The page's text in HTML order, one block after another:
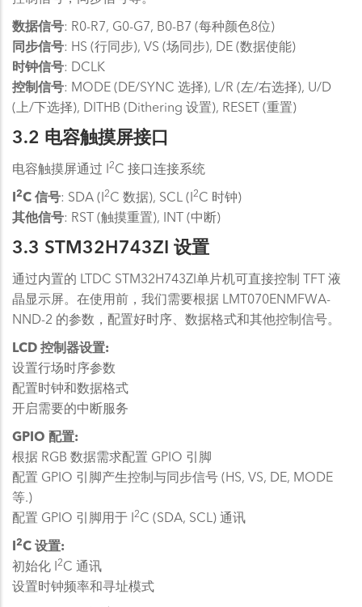
数据信号: R0-R7, G0-G7, B0-B7 (每种颜色8位)
同步信号: HS (行同步), VS (场同步), DE (数据使能)
时钟信号: DCLK
控制信号: MODE (DE/SYNC 选择), L/R (左/右选择), U/D
(上/下选择), DITHB (Dithering 设置), RESET (重置)
3.2 电容触摸屏接口
电容触摸屏通过 I 2C 接口连接系统
2C 信号: SDA (I 2C 数据), SCL (I 2C 时钟)
其他信号: RST (触摸重置), INT (中断)
3.3 STM32H743ZI 设置
通过内置的 LTDC STM32H743ZI单片机可直接控制 TFT 液
晶显示屏。在使用前，我们需要根据 LMT070ENMFWA-
NND-2 的参数，配置好时序、数据格式和其他控制信号。
LCD 控制器设置:
设置行场时序参数
配置时钟和数据格式
开启需要的中断服务
GPIO 配置:
根据 RGB 数据需求配置 GPIO 引脚
配置 GPIO 引脚产生控制与同步信号 (HS, VS, DE, MODE
等.)
配置 GPIO 引脚用于 I
2C (SDA, SCL) 通讯
2C 设置:
初始化 I
2C 通讯
设置时钟频率和寻址模式